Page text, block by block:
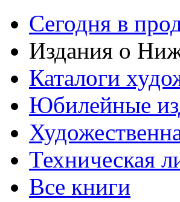
Сегодня в
Издания о
Каталоги
Юбилейные
Техническая
Все книги